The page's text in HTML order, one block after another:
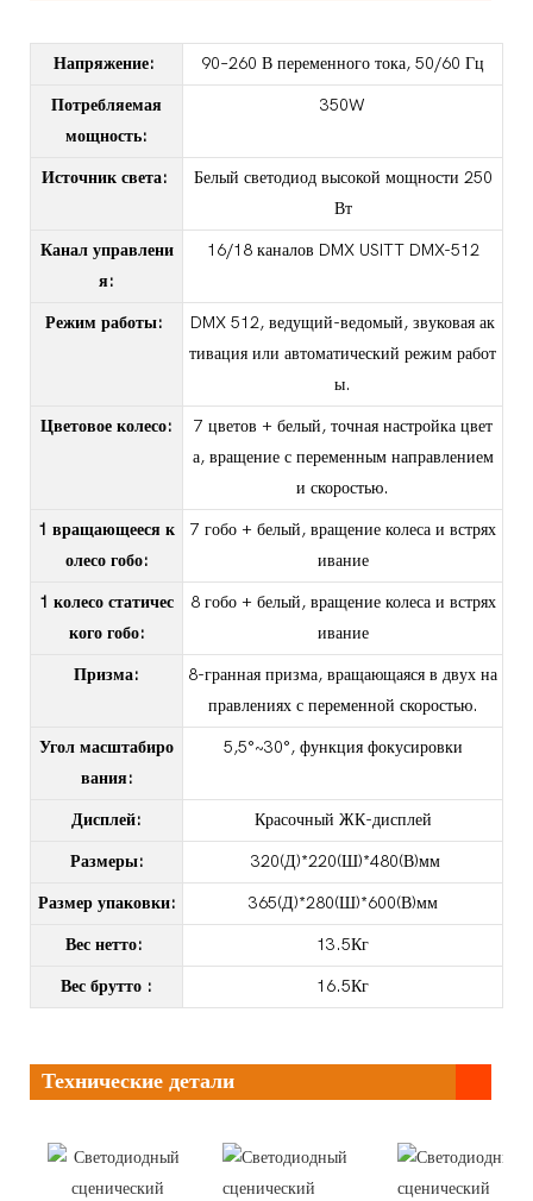
Напряжение: 90–260 В переменного тока, 50/60 Гц
Потребляемая
мощность:
350W
Источник света:
Белый светодиод высокой мощности 250
Вт
Канал управлени
я:
16/18 каналов DMX USITT DMX-512
Режим работы:
DMX 512, ведущий-ведомый, звуковая ак
тивация или автоматический режим работ
ы.
Цветовое колесо:
7 цветов + белый, точная настройка цвет
а, вращение с переменным направлением
и скоростью.
1 вращающееся к
олесо гобо:
7 гобо + белый, вращение колеса и встрях
ивание
1 колесо статичес
кого гобо:
8 гобо + белый, вращение колеса и встрях
ивание
Призма:
8-гранная призма, вращающаяся в двух на
правлениях с переменной скоростью.
Угол масштабиро
вания:
5,5°~30°, функция фокусировки
Дисплей: Красочный ЖК-дисплей
Размеры: 320(Д)*220(Ш)*480(В)мм
Размер упаковки: 365(Д)*280(Ш)*600(В)мм
Вес нетто: 13.5Кг
Вес брутто : 16.5Кг
Технические детали